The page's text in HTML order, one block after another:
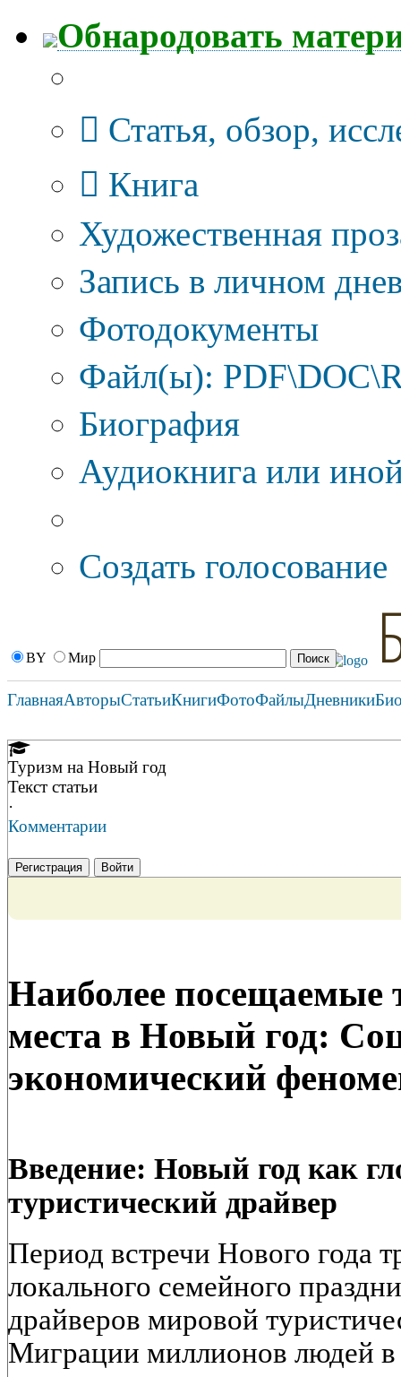
Обнародовать
Статья, обзор,
Книга
Художественная
Запись в личном
Фотодокументы
Файл(ы):
Биография
Аудиокнига или
Создать голосование
BY Мир
ГлавнаяАвторыСтатьиКнигиФотоФайлыДневники
Туризм на Новый год
Текст статьи
·
Комментарии
Регистрация Войти
Наиболее посещаемые
места в Новый год:
экономический
Введение: Новый год как
туристический драйвер
Период встречи Нового года
локального семейного
драйверов мировой
Миграции миллионов людей в